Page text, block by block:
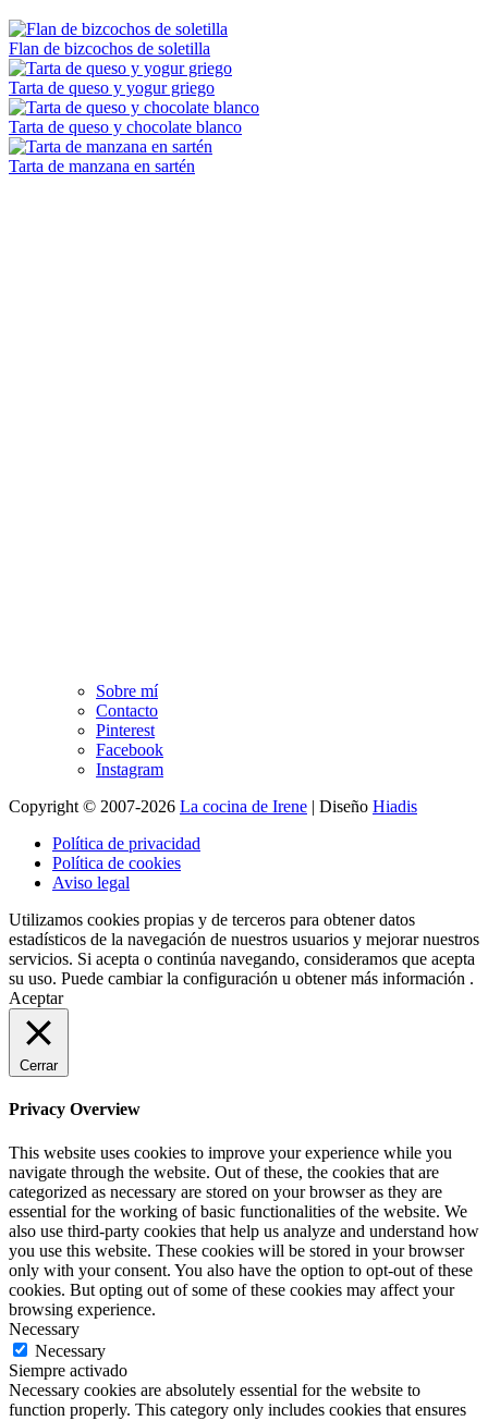
Flan de bizcochos de soletilla
Tarta de queso y yogur griego
Tarta de queso y chocolate blanco
Tarta de manzana en sartén
Sobre mí
Contacto
Pinterest
Facebook
Instagram
Copyright © 2007-2026 La cocina de Irene | Diseño Hiadis
Política de privacidad
Política de cookies
Aviso legal
Utilizamos cookies propias y de terceros para obtener datos
estadísticos de la navegación de nuestros usuarios y mejorar nuestros
servicios. Si acepta o continúa navegando, consideramos que acepta
su uso. Puede cambiar la configuración u obtener más información .
Aceptar
Cerrar
Privacy Overview
This website uses cookies to improve your experience while you
navigate through the website. Out of these, the cookies that are
categorized as necessary are stored on your browser as they are
essential for the working of basic functionalities of the website. We
also use third-party cookies that help us analyze and understand how
you use this website. These cookies will be stored in your browser
only with your consent. You also have the option to opt-out of these
cookies. But opting out of some of these cookies may affect your
browsing experience.
Necessary
Necessary
Siempre activado
Necessary cookies are absolutely essential for the website to
function properly. This category only includes cookies that ensures